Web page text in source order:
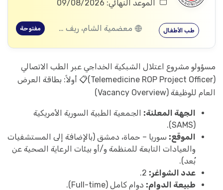
الموعد النهائي: 09/08/2026
طب الأطفال معضمية الشام، ريف دمشق مفتوحة
مسؤولو مشروع اعتلال الشبكية الخداجي عبر الطب الاتصالي
(Telemedicine ROP Project Officer)📋 أولاً: بطاقة العرض
العام للوظيفة (Vacancy Overview)
الجهة المعلنة: الجمعية الطبية السورية الأمريكية
(SAMS).
الموقع: سوريا – حماة، دمشق (بالإضافة إلى المستشفيات
والعيادات التابعة للمنظمة و/أو بيئات الرعاية الصحية عن
بُعد).
عدد الشواغر:
طبيعة الدوام: دوام كامل (Full-time).